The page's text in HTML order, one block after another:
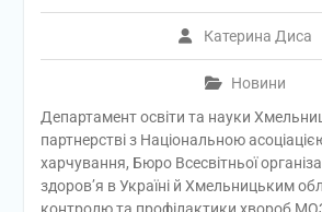
Катерина Диса
Новини
Департамент освіти та науки
партнерстві з Національною
харчування, Бюро Всесвітньої
здоров’я в Україні й Хмельницьким